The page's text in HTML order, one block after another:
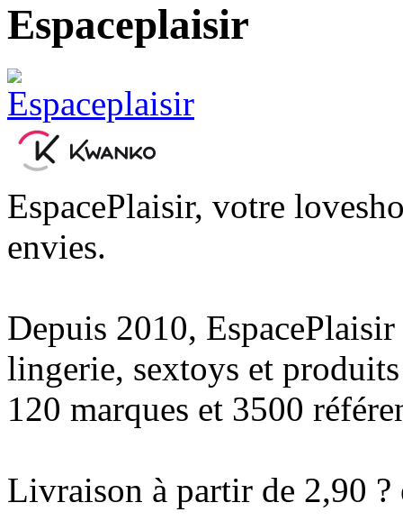
Espaceplaisir
EspacePlaisir, votre
envies.
Depuis 2010,
lingerie, sextoys et
120 marques et 3500
Livraison à partir de 2,90 ?